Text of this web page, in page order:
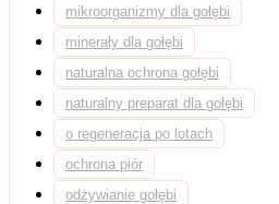
mikroorganizmy dla gołębi
minerały dla gołębi
naturalna ochrona gołębi
naturalny preparat dla gołębi
o regeneracja po lotach
ochrona piór
odżywianie gołębi